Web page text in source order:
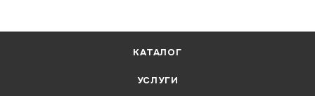
КАТАЛОГ
УСЛУГИ